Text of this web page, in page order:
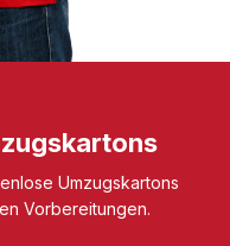
Umzugskartons
Vorbereitungen.